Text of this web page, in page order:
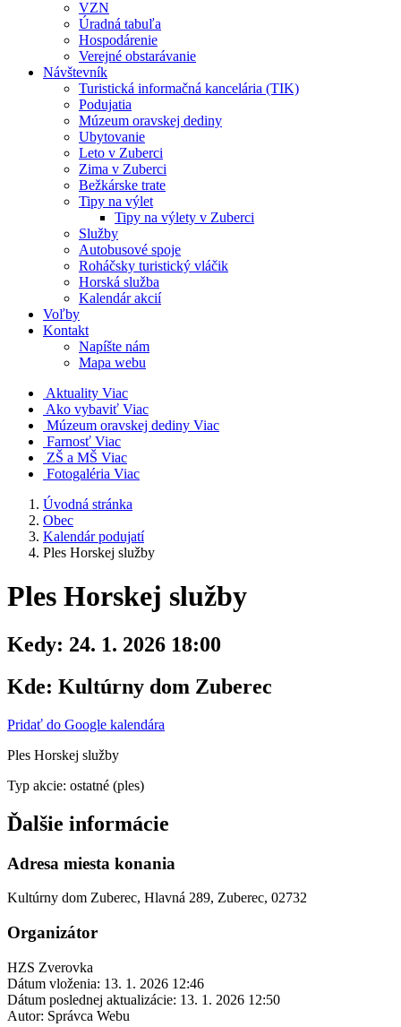
VZN
Úradná tabuľa
Hospodárenie
Verejné obstarávanie
Návštevník
Turistická informačná kancelária (TIK)
Podujatia
Múzeum oravskej dediny
Ubytovanie
Leto v Zuberci
Zima v Zuberci
Bežkárske trate
Tipy na výlet
Tipy na výlety v Zuberci
Služby
Autobusové spoje
Roháčsky turistický vláčik
Horská služba
Kalendár akcií
Voľby
Kontakt
Napíšte nám
Mapa webu
Aktuality Viac
Ako vybaviť Viac
Múzeum oravskej dediny Viac
Farnosť Viac
ZŠ a MŠ Viac
Fotogaléria Viac
Úvodná stránka
Obec
Kalendár podujatí
Ples Horskej služby
Ples Horskej služby
Kedy: 24. 1. 2026 18:00
Kde: Kultúrny dom Zuberec
Pridať do Google kalendára
Ples Horskej služby
Typ akcie: ostatné (ples)
Ďalšie informácie
Adresa miesta konania
Kultúrny dom Zuberec, Hlavná 289, Zuberec, 02732
Organizátor
HZS Zverovka
Dátum vloženia: 13. 1. 2026 12:46
Dátum poslednej aktualizácie: 13. 1. 2026 12:50
Autor: Správca Webu